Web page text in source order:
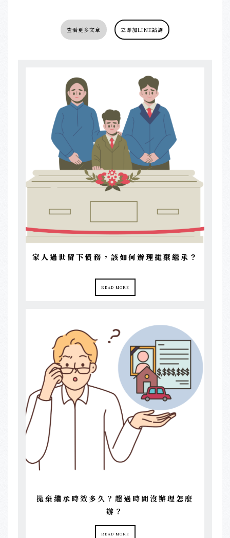
查看更多文章 立即加LINE諮詢
家人過世留下債務，該如何辦理拋棄繼承？
READ MORE
拋棄繼承時效多久？超過時間沒辦理怎麼
辦？
READ MORE